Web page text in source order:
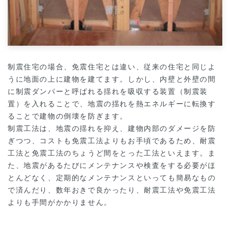
制震住宅の場合、免震住宅とは違い、従来の住宅と同じよ
うに地面の上に建物を建てます。しかし、内壁と外壁の間
に制震ダンパーと呼ばれる揺れを吸収する装置（制震装
置）を入れることで、地震の揺れを熱エネルギーに転換す
ることで建物の倒壊を防ぎます。
制震工法は、地震の揺れを抑え、建物内部のダメージを防
ぎつつ、コストも免震工法よりもお手頃であるため、耐震
工法と免震工法のちょうど間をとった工法といえます。ま
た、地震があるたびにメンテナンスや検査をする必要がほ
とんどなく、定期的なメンテナンスといっても簡易なもの
で済んだり、数年おきで良かったり、耐震工法や免震工法
よりも手間がかかりません。